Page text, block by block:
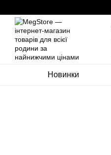
Новинки